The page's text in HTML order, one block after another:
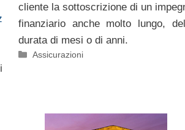
cliente la sottoscrizione di un
finanziario anche molto lungo,
durata di mesi o di anni.
Categorie
Assicurazioni